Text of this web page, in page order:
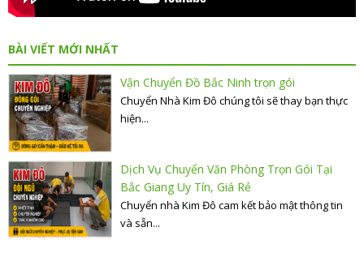
BÀI VIẾT MỚI NHẤT
Vận Chuyển Đồ Bắc Ninh trọn gói
Chuyển Nhà Kim Đô chúng tôi sẽ thay bạn thực
hiện...
Dịch Vụ Chuyển Văn Phòng Trọn Gói Tại
Bắc Giang Uy Tín, Giá Rẻ
Chuyển nhà Kim Đô cam kết bảo mật thông tin
và sẵn...